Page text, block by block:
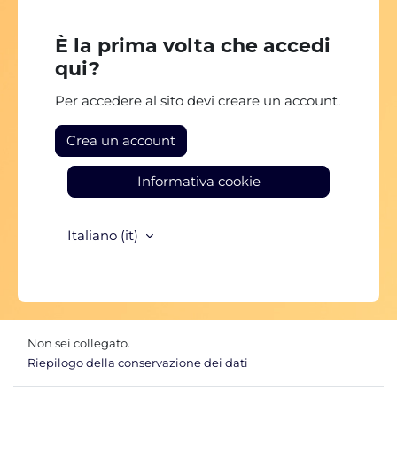
È la prima volta che accedi
qui?
Per accedere al sito devi creare un account.
Crea un account
Informativa cookie
Italiano ‎(it)‎
Non sei collegato.
Riepilogo della conservazione dei dati